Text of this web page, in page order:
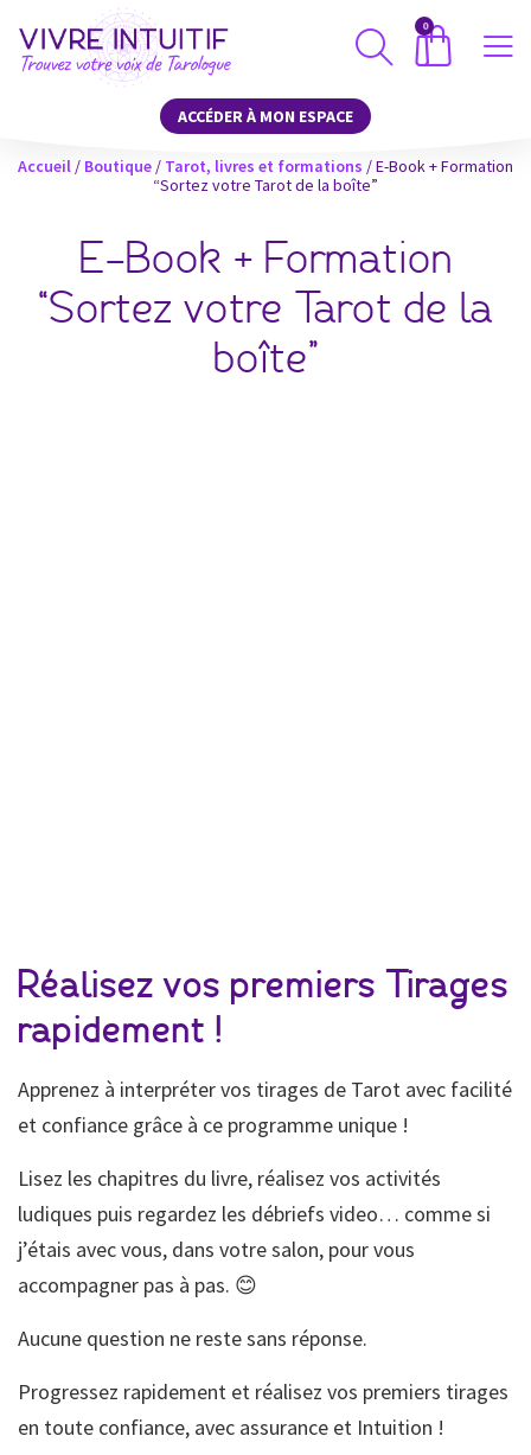
0
ACCÉDER À MON ESPACE
Accueil / Boutique / Tarot, livres et formations / E-Book + Formation
“Sortez votre Tarot de la boîte”
E-Book + Formation
“Sortez votre Tarot de la
boîte”
Réalisez vos premiers Tirages
rapidement !
Apprenez à interpréter vos tirages de Tarot avec facilité
et confiance grâce à ce programme unique !
Lisez les chapitres du livre, réalisez vos activités
ludiques puis regardez les débriefs video… comme si
j’étais avec vous, dans votre salon, pour vous
accompagner pas à pas. 😊
Aucune question ne reste sans réponse.
Progressez rapidement et réalisez vos premiers tirages
en toute confiance, avec assurance et Intuition !